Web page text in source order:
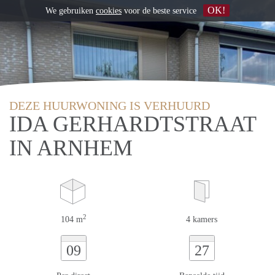
DEZE HUURWONING IS VERHUURD
IDA GERHARDTSTRAAT
IN ARNHEM
104 m2 4 kamers
09 27
We gebruiken cookies voor de beste service OK!